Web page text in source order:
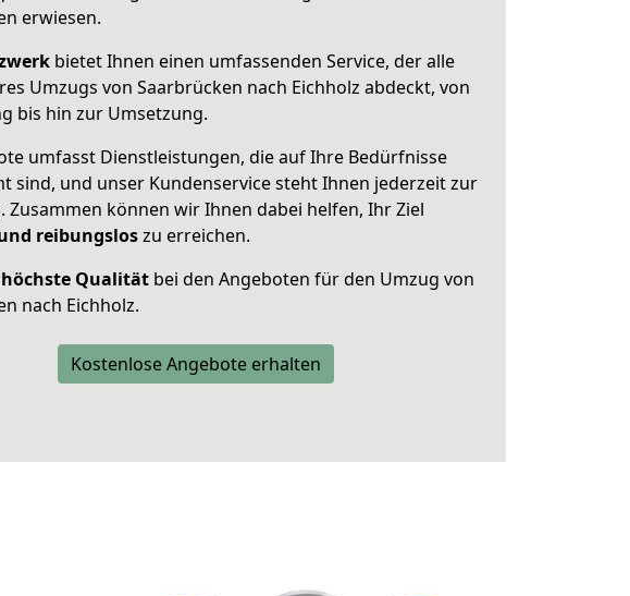
erwiesen.
bietet Ihnen einen umfassenden Service, der alle
Umzugs von Saarbrücken nach Eichholz abdeckt, von
bis hin zur Umsetzung.
umfasst Dienstleistungen, die auf Ihre Bedürfnisse
sind, und unser Kundenservice steht Ihnen jederzeit zur
Zusammen können wir Ihnen dabei helfen, Ihr Ziel
reibungsloszu erreichen.
höchste Qualität bei den Angeboten für den Umzug von
nach Eichholz.
Kostenlose Angebote erhalten